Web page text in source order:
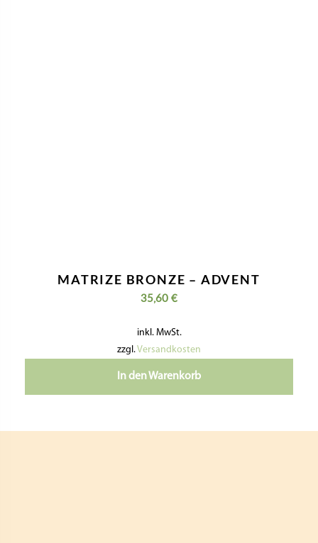
MATRIZE BRONZE – ADVENT
35,60 €
inkl. MwSt.
zzgl.Versandkosten
In den Warenkorb